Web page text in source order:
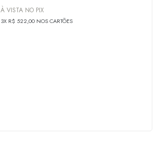
À VISTA NO PIX
3X R$ 522,00 NOS CARTÕES